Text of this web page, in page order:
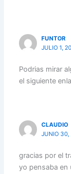
FUNTOR
JULIO 1,
Podrias mirar
el siguiente
CLAUDIO
JUNIO 30,
gracias por el
yo pensaba en